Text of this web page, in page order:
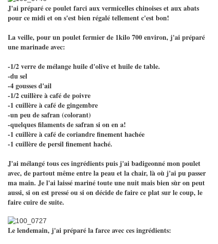
J'ai préparé ce poulet farci aux vermicelles chinoises et aux abats
pour ce midi et on s'est bien régalé tellement c'est bon!
La veille, pour un poulet fermier de 1kilo 700 environ, j'ai préparé
une marinade avec:
-1/2 verre de mélange huile d'olive et huile de table.
-du sel
-4 gousses d'ail
-1/2 cuillère à café de poivre
-1 cuillère à café de gingembre
-un peu de safran (colorant)
-quelques filaments de safran si on en a!
-1 cuillère à café de coriandre finement hachée
-1 cuillère de persil finement haché.
J'ai mélangé tous ces ingrédients puis j'ai badigeonné mon poulet
avec, de partout même entre la peau et la chair, là où j'ai pu passer
ma main. Je l'ai laissé mariné toute une nuit mais bien sùr on peut
aussi, si on est pressé ou si on décide de faire ce plat sur le coup, le
faire cuire de suite.
Le lendemain, j'ai préparé la farce avec ces ingrédients: